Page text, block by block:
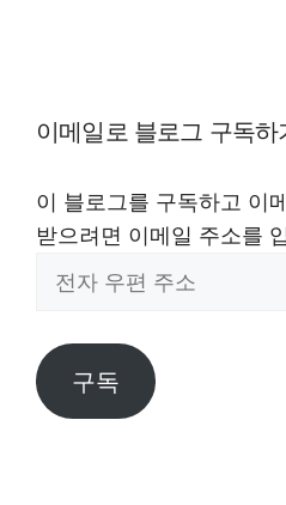
이메일로 블로그 구독하
이 블로그를 구독하고 이
받으려면 이메일 주소를
편
주
구독